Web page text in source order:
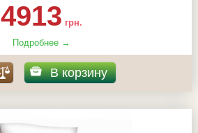
4913 грн.
Подробнее →
В корзину